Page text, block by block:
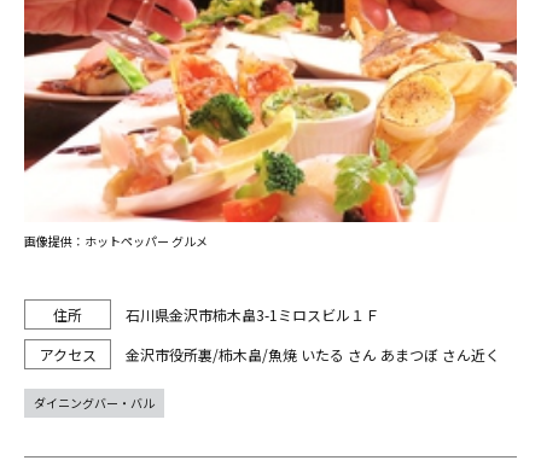
石川県金沢市柿木畠3-1ミロスビル１Ｆ
金沢市役所裏/柿木畠/魚焼 いたる さん あまつぼ さん近く
画像提供：ホットペッパー グルメ
ダイニングバー・バル